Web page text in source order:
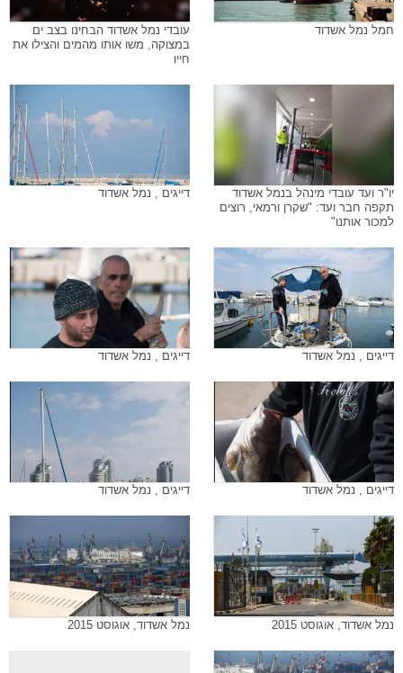
חמל נמל אשדוד
עובדי נמל אשדוד הבחינו בצב ים
במצוקה, משו אותו מהמים והצילו את
חייו
יו"ר ועד עובדי מינהל בנמל אשדוד
תקפה חבר ועד: "שקרן ורמאי, רוצים
למכור אותנו"
דייגים , נמל אשדוד
דייגים , נמל אשדוד דייגים , נמל אשדוד
דייגים , נמל אשדוד דייגים , נמל אשדוד
נמל אשדוד, אוגוסט 2015 נמל אשדוד, אוגוסט 2015